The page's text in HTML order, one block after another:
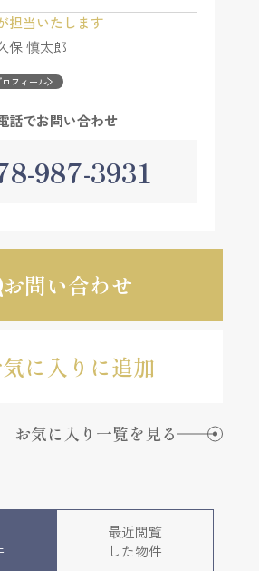
担当いたします
保 慎太郎
ロフィール
話でお問い合わせ
987-3931
お問い合わせ
に入りに追加
お気に入り一覧を見る
最近閲覧
した物件